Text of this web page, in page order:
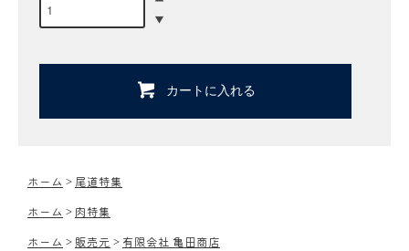
カートに入れる
ホーム > 尾道特集
ホーム > 肉特集
ホーム > 販売元 > 有限会社 亀田商店